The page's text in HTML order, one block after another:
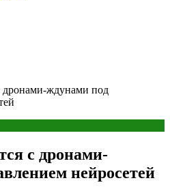
дронами-ждунами под
с дронами-
нейросетей